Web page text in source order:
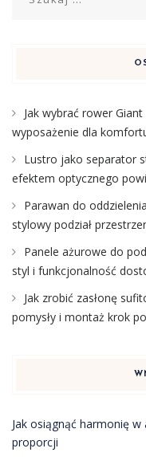
Jak wybrać rower
wyposażenie dla
Lustro jako separator
efektem optycznego
Parawan do
stylowy podział
Panele ażurowe do
styl i funkcjonalność
Jak zrobić zasłonę
pomysły i montaż krok
Jak osiągnąć harmonię
proporcji